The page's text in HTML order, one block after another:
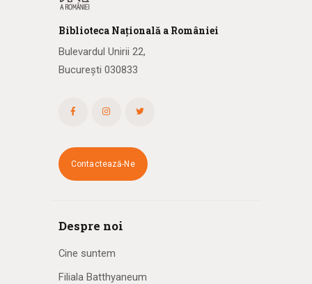
Biblioteca Națională a României
Bulevardul Unirii 22,
București 030833
Contactează-Ne
Despre noi
Cine suntem
Filiala Batthyaneum